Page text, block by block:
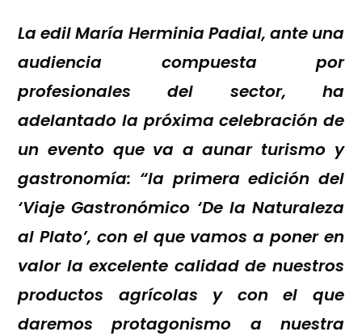
La edil María Herminia Padial, ante una
audiencia compuesta por
profesionales del sector, ha
adelantado la próxima celebración de
un evento que va a aunar turismo y
gastronomía: “la primera edición del
‘Viaje Gastronómico ‘De la Naturaleza
al Plato’, con el que vamos a poner en
valor la excelente calidad de nuestros
productos agrícolas y con el que
daremos protagonismo a nuestra